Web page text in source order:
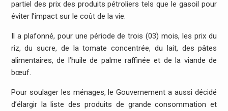
partiel des prix des produits pétroliers tels que le gasoil pour
éviter l’impact sur le coût de la vie.
Il a plafonné, pour une période de trois (03) mois, les prix du
riz, du sucre, de la tomate concentrée, du lait, des pâtes
alimentaires, de l’huile de palme raffinée et de la viande de
bœuf.
Pour soulager les ménages, le Gouvernement a aussi décidé
d’élargir la liste des produits de grande consommation et